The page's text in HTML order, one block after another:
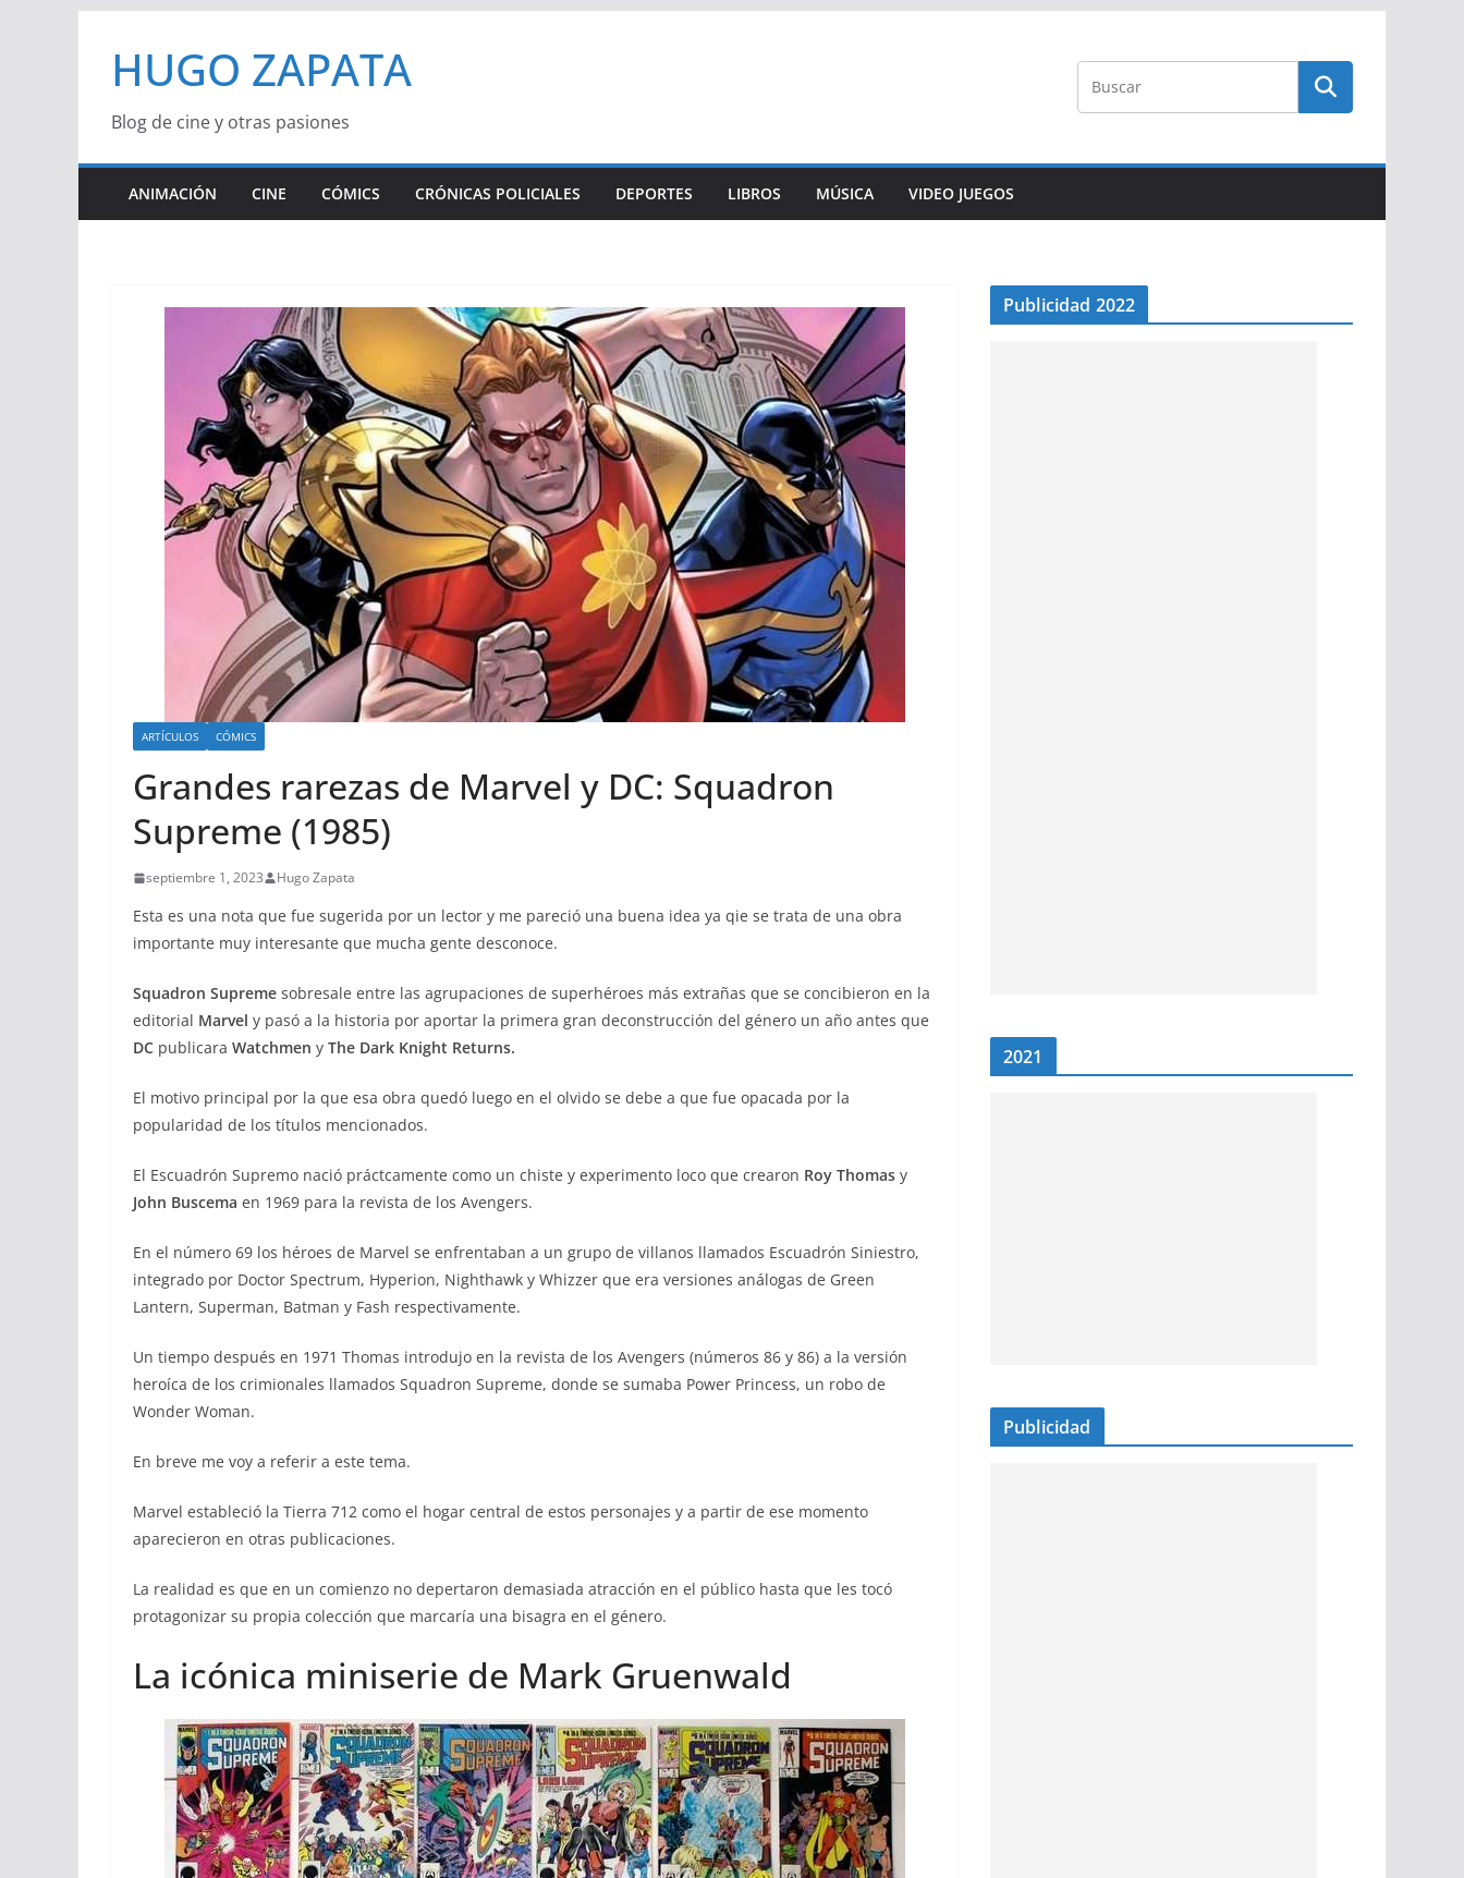
contenido
HUGO ZAPATA
Blog de cine y otras pasiones
ANIMACIÓN CINE CÓMICS CRÓNICAS POLICIALES DEPORTES LIBROS MÚSICA VIDEO JUEGOS
ARTÍCULOS CÓMICS
Grandes rarezas de Marvel y DC: Squadron
Supreme (1985)
septiembre 1, 2023 Hugo Zapata
Esta es una nota que fue sugerida por un lector y me pareció una buena idea ya qie se trata de una obra
importante muy interesante que mucha gente desconoce.
Squadron Supreme sobresale entre las agrupaciones de superhéroes más extrañas que se concibieron en la
editorial Marvel y pasó a la historia por aportar la primera gran deconstrucción del género un año antes que
DC publicara Watchmen y The Dark Knight Returns.
El motivo principal por la que esa obra quedó luego en el olvido se debe a que fue opacada por la
popularidad de los títulos mencionados.
El Escuadrón Supremo nació práctcamente como un chiste y experimento loco que crearon Roy Thomas y
John Buscema en 1969 para la revista de los Avengers.
En el número 69 los héroes de Marvel se enfrentaban a un grupo de villanos llamados Escuadrón Siniestro,
integrado por Doctor Spectrum, Hyperion, Nighthawk y Whizzer que era versiones análogas de Green
Lantern, Superman, Batman y Fash respectivamente.
Un tiempo después en 1971 Thomas introdujo en la revista de los Avengers (números 86 y 86) a la versión
heroíca de los crimionales llamados Squadron Supreme, donde se sumaba Power Princess, un robo de
Wonder Woman.
En breve me voy a referir a este tema.
Marvel estableció la Tierra 712 como el hogar central de estos personajes y a partir de ese momento
aparecieron en otras publicaciones.
La realidad es que en un comienzo no depertaron demasiada atracción en el público hasta que les tocó
protagonizar su propia colección que marcaría una bisagra en el género.
La icónica miniserie de Mark Gruenwald
Publicidad 2022
2021
Publicidad